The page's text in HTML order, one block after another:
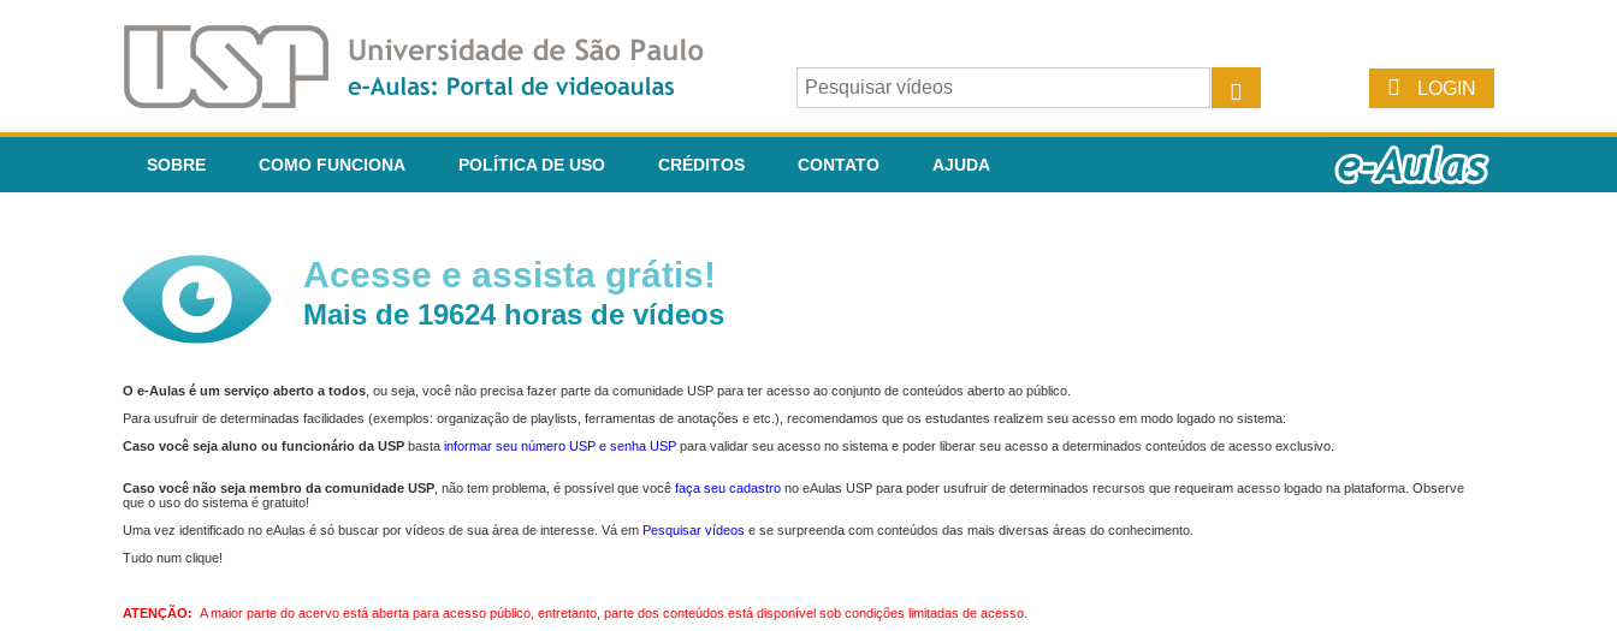
LOGIN
SOBRE COMO FUNCIONA POLÍTICA DE USO CRÉDITOS CONTATO AJUDA
Acesse e assista grátis!
Mais de 19624 horas de vídeos
O e-Aulas é um serviço aberto a todos , ou seja, você não precisa fazer parte da comunidade USP para ter acesso ao conjunto de conteúdos aberto ao público.
Para usufruir de determinadas facilidades (exemplos: organização de playlists, ferramentas de anotações e etc.), recomendamos que os estudantes realizem seu acesso em modo logado no sistema:
Caso você seja aluno ou funcionário da USP basta informar seu número USP e senha USP para validar seu acesso no sistema e poder liberar seu acesso a determinados conteúdos de acesso exclusivo.
Caso você não seja membro da comunidade USP , não tem problema, é possível que você faça seu cadastro no eAulas USP para poder usufruir de determinados recursos que requeiram acesso logado na plataforma. Observe
que o uso do sistema é gratuito!
Uma vez identificado no eAulas é só buscar por vídeos de sua área de interesse. Vá em Pesquisar vídeos e se surpreenda com conteúdos das mais diversas áreas do conhecimento.
Tudo num clique!
ATENÇÃO: A maior parte do acervo está aberta para acesso público, entretanto, parte dos conteúdos está disponível sob condições limitadas de acesso.